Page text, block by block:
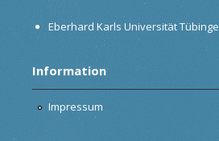
Eberhard Karls Universität
Information
Impressum